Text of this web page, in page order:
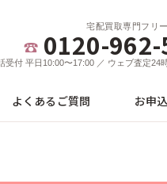
宅配買取専門フリ
0120-
受付 平日10:00〜17:00 ／ ウェブ査定24
よくあるご質問 お申